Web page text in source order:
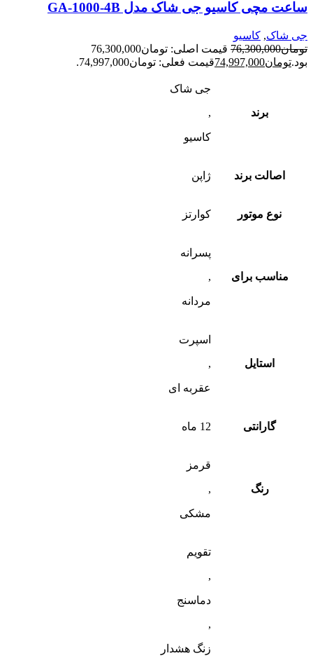
ساعت مچی کاسیو جی شاک مدل GA-1000-4B
جی شاک, کاسیو
تومان76,300,000
قیمت اصلی: تومان76,300,000
بود.تومان74,997,000قیمت فعلی: تومان74,997,000.
برند
جی شاک
,
کاسیو
اصالت برند ژاپن
نوع موتور کوارتز
مناسب برای
پسرانه
,
مردانه
استایل
اسپرت
,
عقربه ای
گارانتی 12 ماه
رنگ
قرمز
,
مشکی
تقویم
,
دماسنج
,
زنگ هشدار